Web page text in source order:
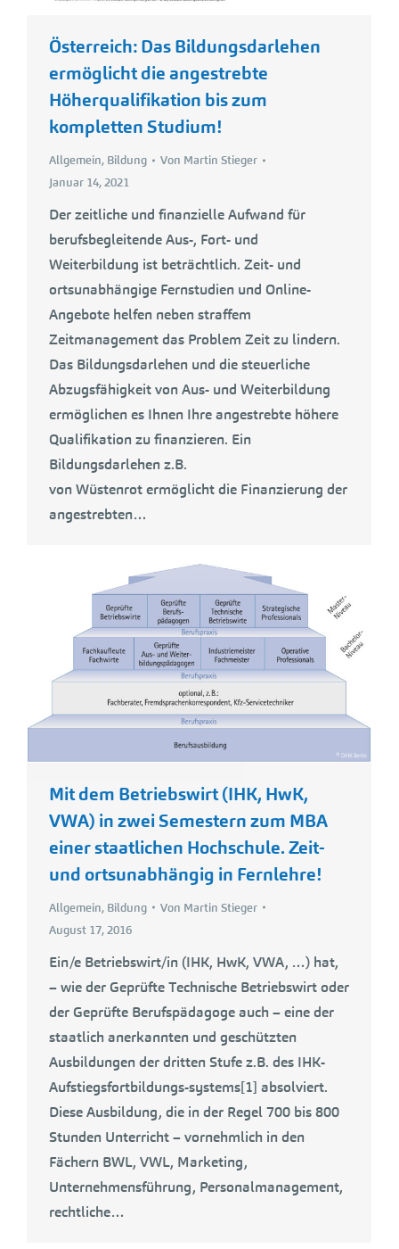
Österreich: Das Bildungsdarlehen
ermöglicht die angestrebte
Höherqualifikation bis zum
kompletten Studium!
Allgemein, Bildung Von Martin Stieger
Januar 14, 2021
Der zeitliche und finanzielle Aufwand für
berufsbegleitende Aus-, Fort- und
Weiterbildung ist beträchtlich. Zeit- und
ortsunabhängige Fernstudien und Online-
Angebote helfen neben straffem
Zeitmanagement das Problem Zeit zu lindern.
Das Bildungsdarlehen und die steuerliche
Abzugsfähigkeit von Aus- und Weiterbildung
ermöglichen es Ihnen Ihre angestrebte höhere
Qualifikation zu finanzieren. Ein
Bildungsdarlehen z.B.
von Wüstenrot ermöglicht die Finanzierung der
angestrebten…
Mit dem Betriebswirt (IHK, HwK,
VWA) in zwei Semestern zum MBA
einer staatlichen Hochschule. Zeit-
und ortsunabhängig in Fernlehre!
Allgemein, Bildung Von Martin Stieger
August 17, 2016
Ein/e Betriebswirt/in (IHK, HwK, VWA, …) hat,
– wie der Geprüfte Technische Betriebswirt oder
der Geprüfte Berufspädagoge auch – eine der
staatlich anerkannten und geschützten
Ausbildungen der dritten Stufe z.B. des IHK-
Aufstiegsfortbildungs-systems[1] absolviert.
Diese Ausbildung, die in der Regel 700 bis 800
Stunden Unterricht – vornehmlich in den
Fächern BWL, VWL, Marketing,
Unternehmensführung, Personalmanagement,
rechtliche…